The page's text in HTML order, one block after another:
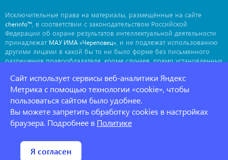
Исключительные права на материалы, размещённые на сайте
cherinfo™ , в соответствии с законодательством Российской
Федерации об охране результатов интеллектуальной деятельности
принадлежат МАУ ИМА «Череповец» , и не подлежат использованию
другими лицами в какой бы то ни было форме без письменного
разрешения правообладателя, кроме случаев, прямо установленных
ima@cherinfo.ru. Мнение авторов может не совпадать с мнением
редакции.
При использовании материалов сайтаcherinfo™
является прямая, открытая для индексации гиперссылка на
страницу, с которой материал заимствован. Гиперссылка должна
размещаться непосредственно в тексте, воспроизводящем
оригинальный материал
Политика конфеденциальности
Сайт использует сервисы веб-аналитики Яндекс
Метрика с помощью технологии «cookie», чтобы
пользоваться сайтом было удобнее.
Вы можете запретить обработку cookies в настройках
браузера. Подробнее в Политике